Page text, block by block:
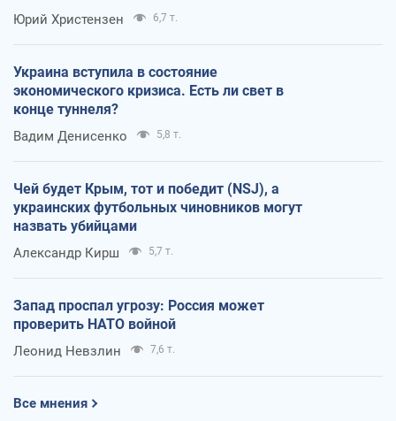
Юрий Христензен 6,7 т.
Украина вступила в состояние
экономического кризиса. Есть ли свет в
конце туннеля?
Вадим Денисенко 5,8 т.
Чей будет Крым, тот и победит (NSJ), а
украинских футбольных чиновников могут
назвать убийцами
Александр Кирш 5,7 т.
Запад проспал угрозу: Россия может
проверить НАТО войной
Леонид Невзлин 7,6 т.
Все мнения